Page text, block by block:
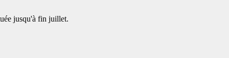
jusqu'à fin juillet.